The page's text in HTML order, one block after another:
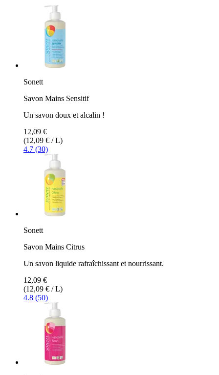
Sonett
Savon Mains Sensitif
Un savon doux et alcalin !
12,09 €
(12,09 € / L)
4.7 (30)
Sonett
Savon Mains Citrus
Un savon liquide rafraîchissant et nourrissant.
12,09 €
(12,09 € / L)
4.8 (50)